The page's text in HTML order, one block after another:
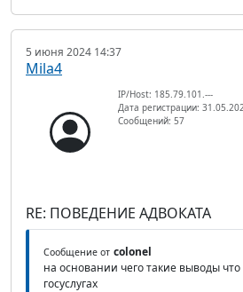
5 июня 2024 14:37
Mila4
IP/Host: 185.79.101.---
Дата регистрации:
Сообщений: 57
RE: ПОВЕДЕНИЕ АДВОКАТА
Сообщение от colonel
на основании чего такие выводы
госуслугах